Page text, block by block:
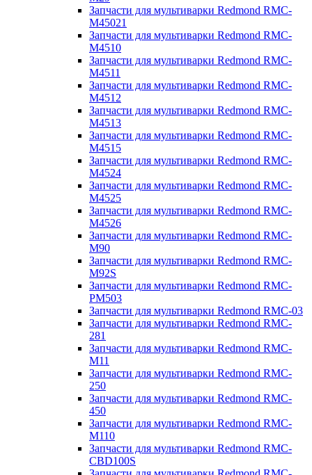
Запчасти для мультиварки Redmond RMC-
M45021
Запчасти для мультиварки Redmond RMC-
M4510
Запчасти для мультиварки Redmond RMC-
M4511
Запчасти для мультиварки Redmond RMC-
M4512
Запчасти для мультиварки Redmond RMC-
M4513
Запчасти для мультиварки Redmond RMC-
M4515
Запчасти для мультиварки Redmond RMC-
M4524
Запчасти для мультиварки Redmond RMC-
M4525
Запчасти для мультиварки Redmond RMC-
M4526
Запчасти для мультиварки Redmond RMC-
M90
Запчасти для мультиварки Redmond RMC-
M92S
Запчасти для мультиварки Redmond RMC-
PM503
Запчасти для мультиварки Redmond RMC-03
Запчасти для мультиварки Redmond RMC-
281
Запчасти для мультиварки Redmond RMC-
M11
Запчасти для мультиварки Redmond RMC-
250
Запчасти для мультиварки Redmond RMC-
450
Запчасти для мультиварки Redmond RMC-
M110
Запчасти для мультиварки Redmond RMC-
CBD100S